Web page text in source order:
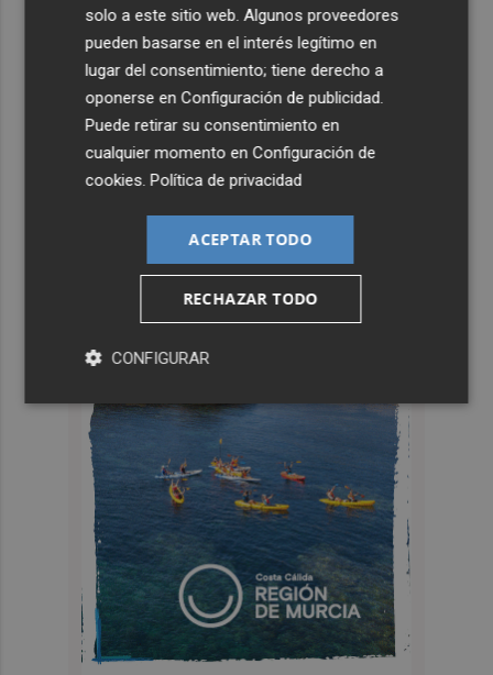
solo a este sitio web. Algunos proveedores
pueden basarse en el interés legítimo en
lugar del consentimiento; tiene derecho a
oponerse enConfiguración de publicidad.
Puede retirar su consentimiento en
cualquier momento enConfiguración de
cookies.Política de privacidad
ACEPTAR TODO
RECHAZAR TODO
CONFIGURAR